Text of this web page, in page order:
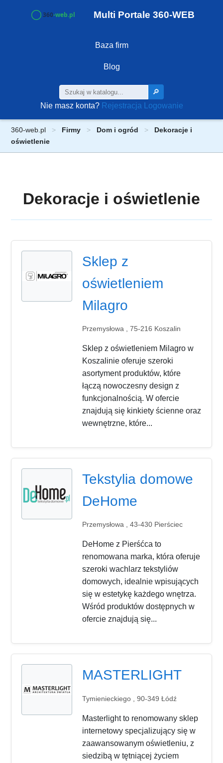
Multi Portale 360-WEB
Baza firm
Blog
🔎
Nie masz konta? Rejestracja Logowanie
360-web.pl Firmy Dom i ogród
Dekoracje i
oświetlenie
Dekoracje i oświetlenie
Sklep z
oświetleniem
Milagro
Przemysłowa , 75-216 Koszalin
Sklep z oświetleniem Milagro w
Koszalinie oferuje szeroki
asortyment produktów, które
łączą nowoczesny design z
funkcjonalnością. W ofercie
znajdują się kinkiety ścienne oraz
wewnętrzne, które...
Tekstylia domowe
DeHome
Przemysłowa , 43-430 Pierściec
DeHome z Pierśćca to
renomowana marka, która oferuje
szeroki wachlarz tekstyliów
domowych, idealnie wpisujących
się w estetykę każdego wnętrza.
Wśród produktów dostępnych w
ofercie znajdują się...
MASTERLIGHT
Tymienieckiego , 90-349 Łódź
Masterlight to renomowany sklep
internetowy specjalizujący się w
zaawansowanym oświetleniu, z
siedzibą w tętniącej życiem